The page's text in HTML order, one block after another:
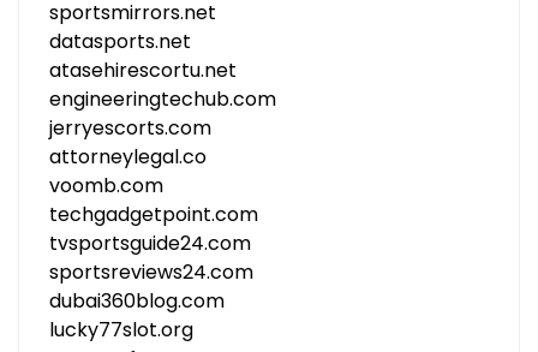
sportsmirrors.net
datasports.net
atasehirescortu.net
engineeringtechub.com
jerryescorts.com
attorneylegal.co
voomb.com
techgadgetpoint.com
tvsportsguide24.com
sportsreviews24.com
dubai360blog.com
lucky77slot.org